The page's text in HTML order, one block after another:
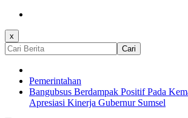
x
Cari
Pemerintahan
Bangubsus Berdampak Positif Pada
Apresiasi Kinerja Gubernur Sumsel